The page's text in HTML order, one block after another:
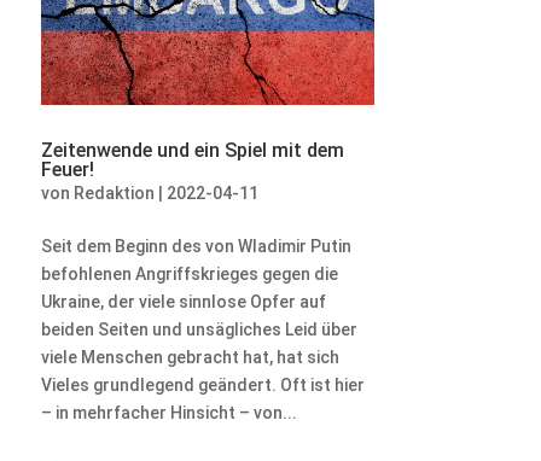
Zeitenwende und ein Spiel mit dem
Feuer!
von Redaktion 2022-04-11
Seit dem Beginn des von Wladimir Putin
befohlenen Angriffskrieges gegen die
Ukraine, der viele sinnlose Opfer auf
beiden Seiten und unsägliches Leid über
viele Menschen gebracht hat, hat sich
Vieles grundlegend geändert. Oft ist hier
– in mehrfacher Hinsicht – von...